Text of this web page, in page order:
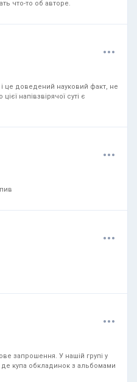
что-то об авторе.
...
це доведений науковий факт, не
напівзвірячої суті є
...
...
...
запрошення. У нашій групі у
де купа обкладинок з альбомами